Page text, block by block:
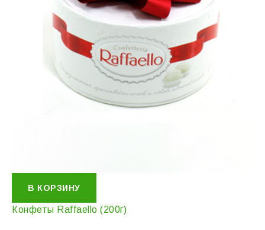
В КОРЗИНУ
Конфеты Raffaello (200г)